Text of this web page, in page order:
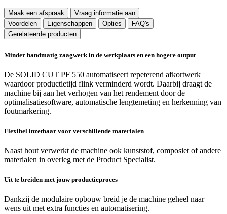
Maak een afspraak
Vraag informatie aan
Voordelen
Eigenschappen Opties
FAQ's
Gerelateerde producten
Minder handmatig zaagwerk in de werkplaats en een hogere output
De SOLID CUT PF 550 automatiseert repeterend afkortwerk
waardoor productietijd flink verminderd wordt. Daarbij draagt de
machine bij aan het verhogen van het rendement door de
optimalisatiesoftware, automatische lengtemeting en herkenning van
foutmarkering.
Flexibel inzetbaar voor verschillende materialen
Naast hout verwerkt de machine ook kunststof, composiet of andere
materialen in overleg met de Product Specialist.
Uit te breiden met jouw productieproces
Dankzij de modulaire opbouw breid je de machine geheel naar
wens uit met extra functies en automatisering.